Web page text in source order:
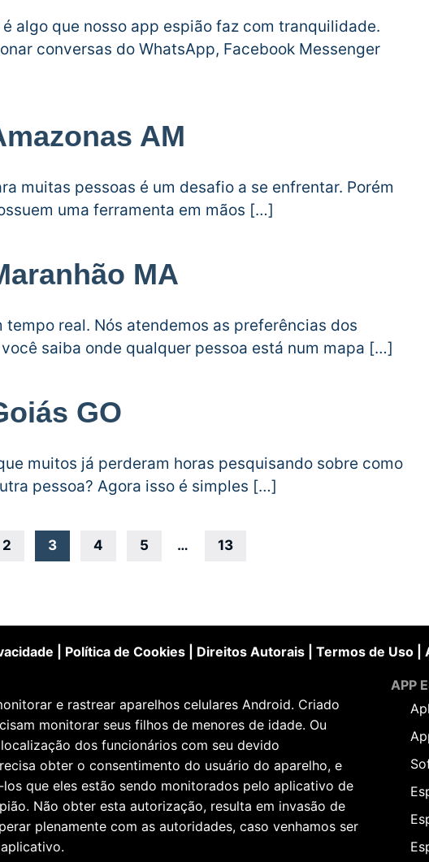
algo que nosso app espião faz com tranquilidade.
conversas do WhatsApp, Facebook Messenger
AM
muitas pessoas é um desafio a se enfrentar. Porém
uma ferramenta em mãos […]
MA
tempo real. Nós atendemos as preferências dos
saiba onde qualquer pessoa está num mapa […]
GO
muitos já perderam horas pesquisando sobre como
pessoa? Agora isso é simples […]
2 3 4 5 …
13
Política de Cookies Direitos Autorais Termos de Uso
e rastrear aparelhos celulares Android. Criado
monitorar seus filhos de menores de idade. Ou
dos funcionários com seu devido
obter o consentimento do usuário do aparelho, e
que eles estão sendo monitorados pelo aplicativo de
Não obter esta autorização, resulta em invasão de
plenamente com as autoridades, caso venhamos ser
APP